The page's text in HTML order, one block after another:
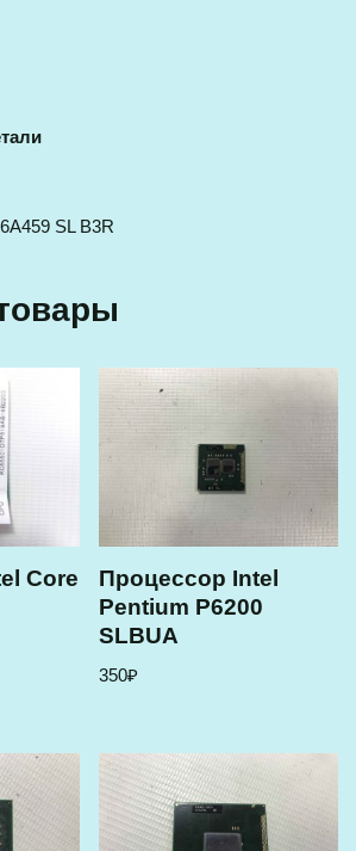
SL B3R
Core
Процессор Intel
Pentium P6200
SLBUA
350₽